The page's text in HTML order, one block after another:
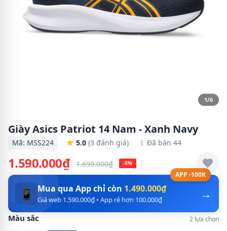
1/6
Giày Asics Patriot 14 Nam - Xanh Navy
Mã: MSS224 5.0 (3 đánh giá) Đã bán 44
1.590.000₫ 1.699.000₫ -6%
APP -100K
→
📱 Mua qua App chỉ còn 1.490.000₫
Giá web 1.590.000₫ • App rẻ hơn 100.000₫
Màu sắc 2 lựa chọn